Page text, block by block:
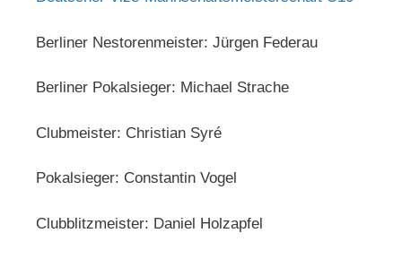
Berliner Nestorenmeister: Jürgen Federau
Berliner Pokalsieger: Michael Strache
Clubmeister: Christian Syré
Pokalsieger: Constantin Vogel
Clubblitzmeister: Daniel Holzapfel